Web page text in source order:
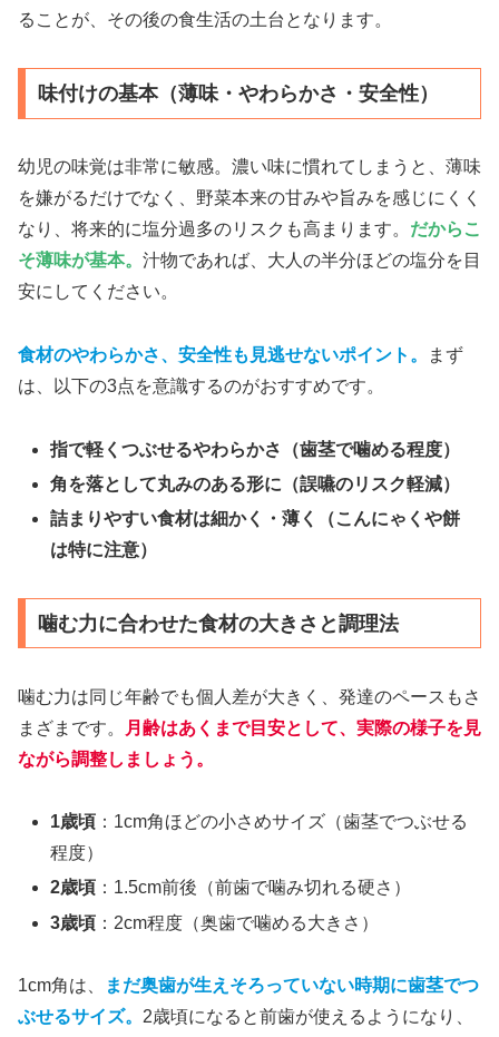
ることが、その後の食生活の土台となります。
味付けの基本（薄味・やわらかさ・安全性）
幼児の味覚は非常に敏感。濃い味に慣れてしまうと、薄味
を嫌がるだけでなく、野菜本来の甘みや旨みを感じにくく
なり、将来的に塩分過多のリスクも高まります。 だからこ
そ薄味が基本。 汁物であれば、大人の半分ほどの塩分を目
安にしてください。
食材のやわらかさ、安全性も見逃せないポイント。
まず
は、以下の3点を意識するのがおすすめです。
指で軽くつぶせるやわらかさ（歯茎で噛める程度）
角を落として丸みのある形に（誤嚥のリスク軽減）
詰まりやすい食材は細かく・薄く（こんにゃくや餅
は特に注意）
噛む力に合わせた食材の大きさと調理法
噛む力は同じ年齢でも個人差が大きく、発達のペースもさ
まざまです。
月齢はあくまで目安として、実際の様子を見
ながら調整しましょう。
1歳頃 ：1cm角ほどの小さめサイズ（歯茎でつぶせる
程度）
2歳頃 ：1.5cm前後（前歯で噛み切れる硬さ）
3歳頃 ：2cm程度（奥歯で噛める大きさ）
1cm角は、
まだ奥歯が生えそろっていない時期に歯茎でつ
ぶせるサイズ。 2歳頃になると前歯が使えるようになり、